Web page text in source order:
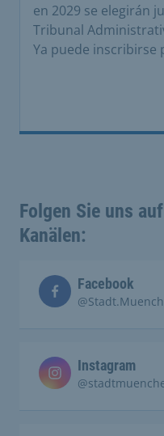
en 2029 se elegirán
Tribunal
Ya puede inscribirse
Folgen Sie uns
Kanälen:
Facebook
Instagram